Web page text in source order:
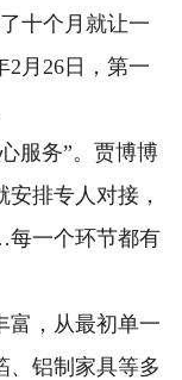
十个月就让一
2月26日，第一
服务”。贾博博
排专人对接，
一个环节都有
，从最初单一
、铝制家具等多